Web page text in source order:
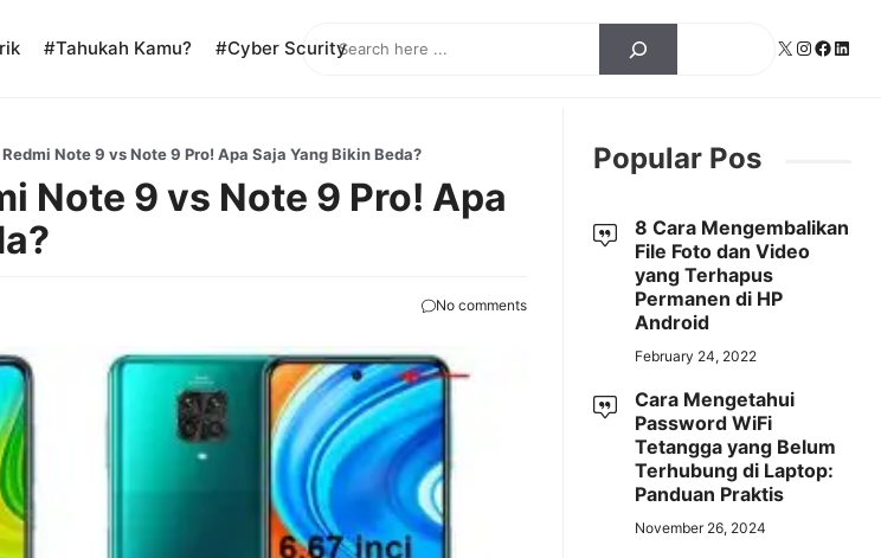
Search X Instagram
#Tahukah Kamu? #Cyber Scurity
Note 9 vs Note 9 Pro! Apa Saja Yang Bikin Beda?
Note 9 vs Note 9 Pro! Apa
No comments
Popular Pos
8 Cara Mengembalikan
File Foto dan Video
yang Terhapus
Permanen di HP
Android
February 24, 2022
Cara Mengetahui
Password WiFi
Tetangga yang Belum
Terhubung di Laptop:
Panduan Praktis
November 26, 2024